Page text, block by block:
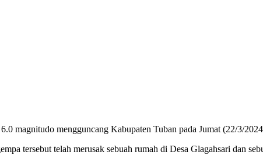
magnitudo mengguncang Kabupaten Tuban pada Jumat (22/3/
tersebut telah merusak sebuah rumah di Desa Glagahsari dan